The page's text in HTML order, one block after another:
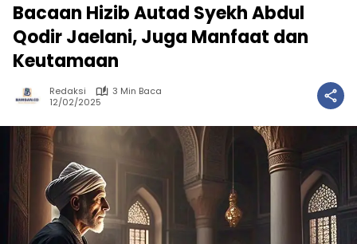
Bacaan Hizib Autad Syekh Abdul
Qodir Jaelani, Juga Manfaat dan
Keutamaan
Redaksi
3 Min Baca
12/02/2025